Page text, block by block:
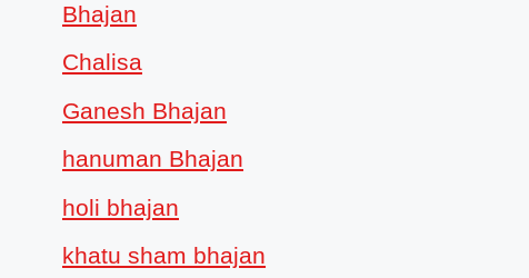
Bhajan
Chalisa
Ganesh Bhajan
hanuman Bhajan
holi bhajan
khatu sham bhajan